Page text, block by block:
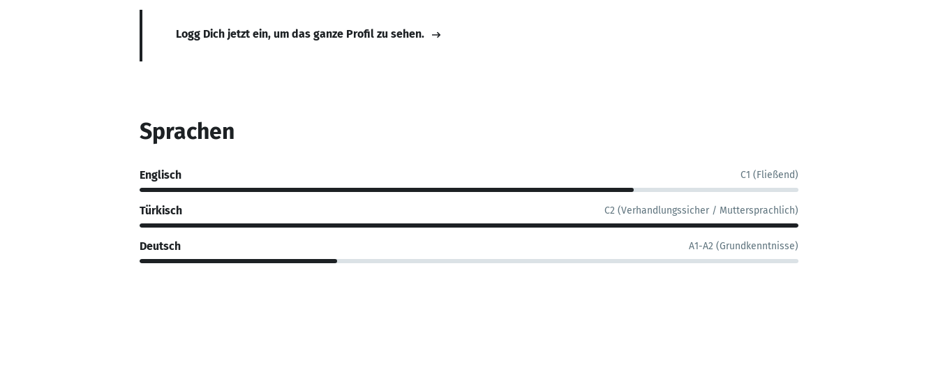
Logg Dich jetzt ein, um das ganze Profil zu sehen.
Sprachen
Englisch C1 (Fließend)
Türkisch C2 (Verhandlungssicher / Muttersprachlich)
Deutsch A1-A2 (Grundkenntnisse)